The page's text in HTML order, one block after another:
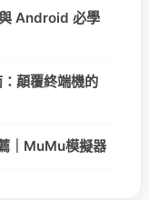
Android 必學
顛覆終端機的
｜MuMu模擬器